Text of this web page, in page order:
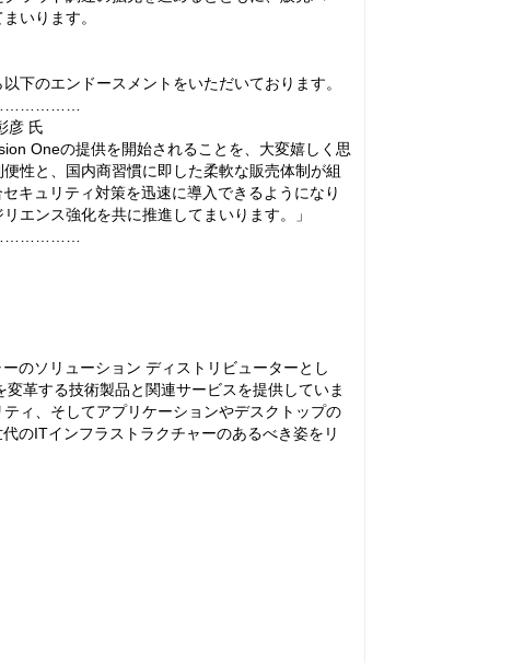
いります。
下のエンドースメントをいただいております。
彦 氏
Oneの提供を開始されることを、大変嬉しく思
性と、国内商習慣に即した柔軟な販売体制が組
キュリティ対策を迅速に導入できるようになり
エンス強化を共に推進してまいります。」
のソリューション ディストリビューターとし
革する技術製品と関連サービスを提供していま
ィ、そしてアプリケーションやデスクトップの
のITインフラストラクチャーのあるべき姿をリ